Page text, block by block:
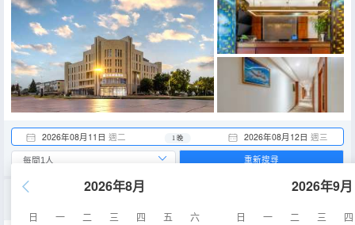
2026年08月11日 週二 2026年08月12日 週三
1 晚
2026年8月
日 一 二 三 四 五
六
2026年9月
日 一 二 三
四
重新搜尋